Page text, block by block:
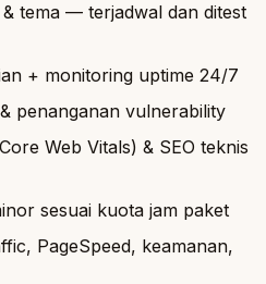
tema — terjadwal dan ditest
+ monitoring uptime 24/7
penanganan vulnerability
Web Vitals) & SEO teknis
sesuai kuota jam paket
PageSpeed, keamanan,